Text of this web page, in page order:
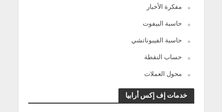
مفكرة الأخبار
حاسبة البيفوت
حاسبة الفيبوناتشي
حساب النقطة
محول العملات
خدمات إف إكس أرابيا